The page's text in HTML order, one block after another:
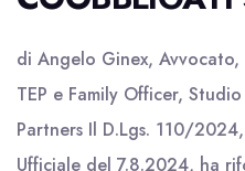
di Angelo Ginex,
TEP e Family Officer,
Partners Il D.Lgs. 110/
Ufficiale del 7.8.2024, ha